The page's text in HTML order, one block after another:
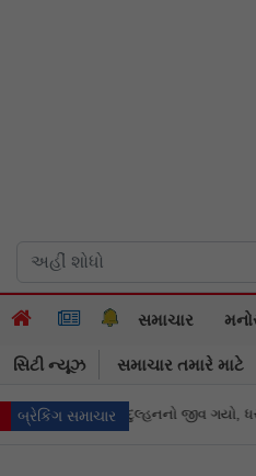
સમાચાર
સિટી ન્યૂઝ સમાચાર તમારે માટે
બ્રેકિંગ સમાચાર
બાદ કહ્યું “હું ઘરે જઈ શકું?” ‘હું બાબા